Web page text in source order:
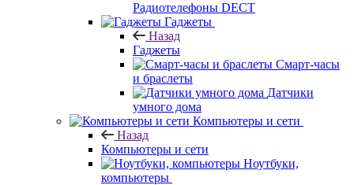
Радиотелефоны DECT
Гаджеты
Назад
Гаджеты
Смарт-часы
и браслеты
Датчики
умного дома
Компьютеры и сети
Назад
Компьютеры и сети
Ноутбуки,
компьютеры